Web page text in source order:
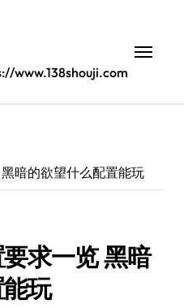
www.138shouji.com
暗的欲望什么配置能玩
求一览 黑暗
玩